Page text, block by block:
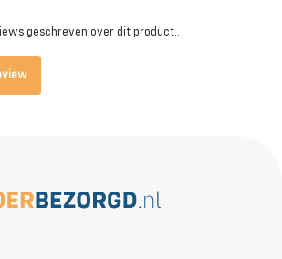
geschreven over dit product..